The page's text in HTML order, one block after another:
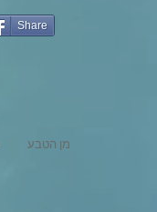
Share
מן הטבע